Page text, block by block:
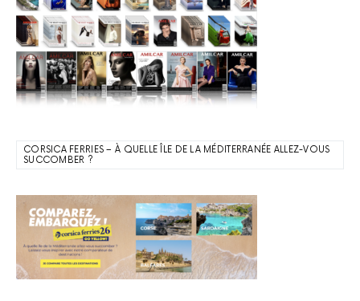
CORSICA FERRIES – À QUELLE ÎLE DE LA MÉDITERRANÉE ALLEZ-VOUS
SUCCOMBER ?